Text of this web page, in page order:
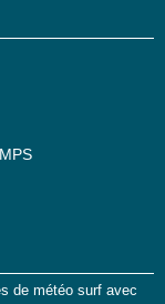
de météo surf avec